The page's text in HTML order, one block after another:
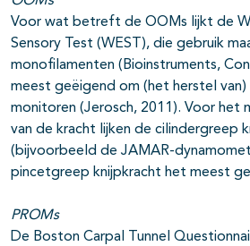
Voor wat betreft de OOMs lijkt de
Sensory Test (WEST), die gebruik
monofilamenten (Bioinstruments,
meest geëigend om (het herstel
monitoren (Jerosch, 2011). Voor het
van de kracht lijken de cilindergreep
(bijvoorbeeld de JAMAR-
pincetgreep knijpkracht het meest
PROMs
De Boston Carpal Tunnel